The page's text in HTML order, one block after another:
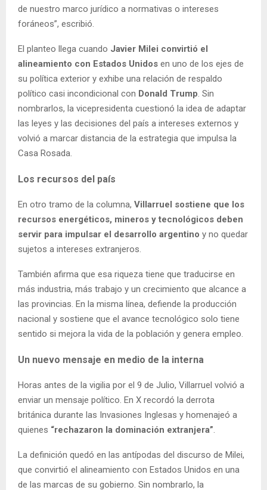
de nuestro marco jurídico a normativas o intereses
foráneos”, escribió.
El planteo llega cuando Javier Milei convirtió el
alineamiento con Estados Unidos en uno de los ejes de
su política exterior y exhibe una relación de respaldo
político casi incondicional con Donald Trump. Sin
nombrarlos, la vicepresidenta cuestionó la idea de adaptar
las leyes y las decisiones del país a intereses externos y
volvió a marcar distancia de la estrategia que impulsa la
Casa Rosada.
Los recursos del país
En otro tramo de la columna, Villarruel sostiene que los
recursos energéticos, mineros y tecnológicos deben
servir para impulsar el desarrollo argentino y no quedar
sujetos a intereses extranjeros.
También afirma que esa riqueza tiene que traducirse en
más industria, más trabajo y un crecimiento que alcance a
las provincias. En la misma línea, defiende la producción
nacional y sostiene que el avance tecnológico solo tiene
sentido si mejora la vida de la población y genera empleo.
Un nuevo mensaje en medio de la interna
Horas antes de la vigilia por el 9 de Julio, Villarruel volvió a
enviar un mensaje político. En X recordó la derrota
británica durante las Invasiones Inglesas y homenajeó a
quienes “rechazaron la dominación extranjera”.
La definición quedó en las antípodas del discurso de Milei,
que convirtió el alineamiento con Estados Unidos en una
de las marcas de su gobierno. Sin nombrarlo, la